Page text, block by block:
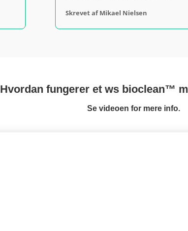
Skrevet af Mikael Nielsen
Hvordan fungerer et ws bioclean™
Se videoen for mere info.